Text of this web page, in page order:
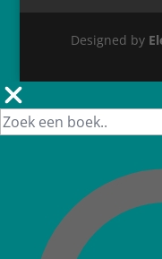
Designed by